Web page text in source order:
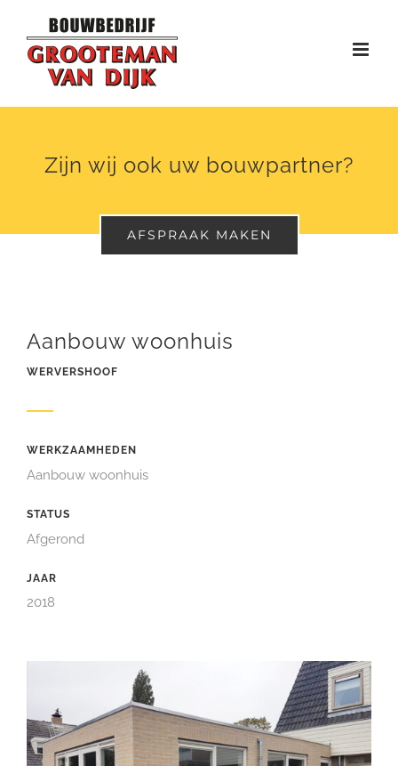
Zijn wij ook uw bouwpartner?
AFSPRAAK MAKEN
Aanbouw woonhuis
WERVERSHOOF
WERKZAAMHEDEN
Aanbouw woonhuis
STATUS
Afgerond
JAAR
2018